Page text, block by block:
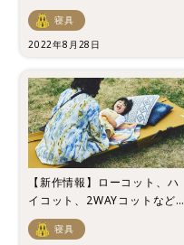
底レビュー
寝具
2022年8月28日
【新作情報】ローコット、ハ
イコット、2WAYコットなど気
になる新作を一挙紹介！
寝具